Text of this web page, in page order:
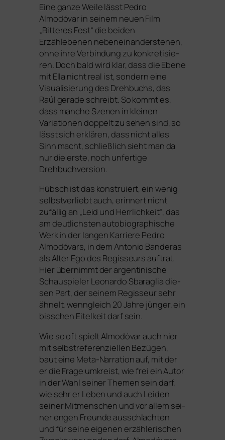
Eine gan­ze Weile lässt Pedro
Almodóvar in sei­nem neu­en Film
„Bitteres Fest“ die bei­den
Erzählebenen neben­ein­an­der­ste­hen,
ohne ihre Verbindung zu kon­kre­ti­sie­
ren. Doch bald wird klar, dass die Ebene
mit Ella nicht real ist, son­dern eine
Visualisierung des Drehbuchs, das
Raúl gera­de schreibt. So kommt es,
dass man­che Szenen in klei­nen
Variationen dop­pelt zu sehen sind, so
lässt sich erklä­ren, dass nicht alles
Sinn macht, schließ­lich sieht man da
nur die ers­te, noch unfer­ti­ge
Drehbuchversion.
Hübsch ist das kon­stru­iert, ein wenig
selbst­ver­liebt auch, erin­nert nicht
zufäl­lig an „Leid und Herrlichkeit“, das
am deut­lichs­ten auto­bio­gra­phi­sche
Werk in der lan­gen Karriere Pedro
Almodóvars, in dem Antonio Banderas
als Alter Ego des Regisseurs auf­trat.
Hier über­nimmt der argen­ti­ni­sche
Schauspieler Leonardo Sbaraglia die­
sen Part, der sei­nem Regisseur sehr
ähnelt, wenn­gleich 20 Jahre jün­ger, ein
biss­chen Eitelkeit darf sein.
Wie so oft spielt Almodóvar auch hier
mit selbst­re­fe­ren­zi­el­len Bezügen,
baut eine Meta-Narration auf, mit der
er die Frage umkreist, wie frei ein Autor
in der Wahl sei­ner Themen sein darf,
wie sehr er Leben und auch Leiden
sei­ner Mitmenschen und vor allem sei­
ner engen Freunde aus­schlach­ten
und für sei­ne eige­nen erzäh­le­ri­schen